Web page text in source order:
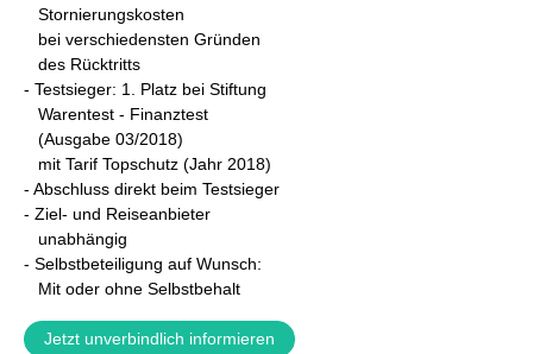
Stornierungskosten
bei verschiedensten Gründen
des Rücktritts
- Testsieger: 1. Platz bei Stiftung
Warentest - Finanztest
(Ausgabe 03/2018)
mit Tarif Topschutz (Jahr 2018)
- Abschluss direkt beim Testsieger
- Ziel- und Reiseanbieter
unabhängig
- Selbstbeteiligung auf Wunsch:
Mit oder ohne Selbstbehalt
Jetzt unverbindlich informieren